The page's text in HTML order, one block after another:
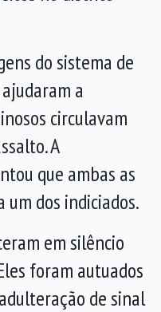
do sistema de
a
circulavam
A
que ambas as
dos indiciados.
em silêncio
foram autuados
de sinal